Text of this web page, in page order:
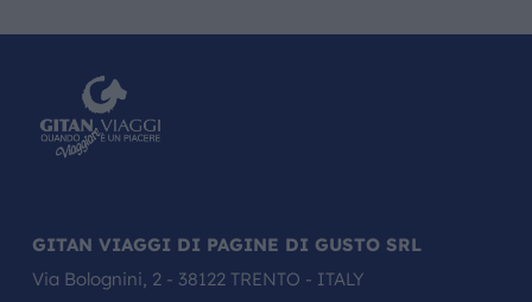
GITAN VIAGGI DI PAGINE DI GUSTO SRL
Via Bolognini, 2 - 38122 TRENTO - ITALY